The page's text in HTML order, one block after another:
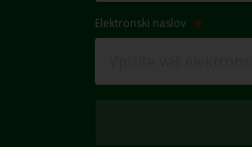
Elektronski naslov